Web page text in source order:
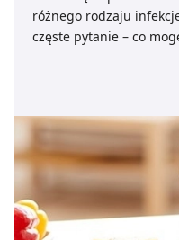
różnego rodzaju
częste pytanie – co